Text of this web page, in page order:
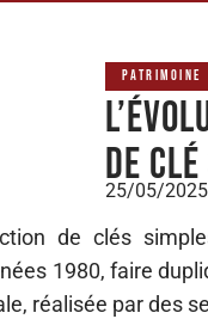
PATRIMOINE
de
25/05/2025
de clés
1980, faire
réalisée par des